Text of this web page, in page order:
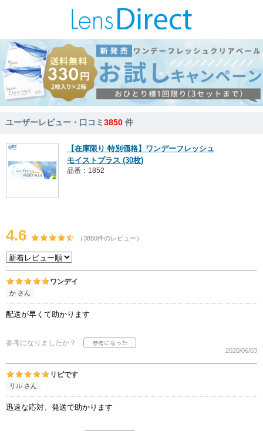
ユーザーレビュー・口コミ3850 件
【在庫限り 特別価格】ワンデーフレッシュ
モイストプラス (30枚)
品番：1852
4.6 （3850件のレビュー）
ワンデイ
か さん
配送が早くて助かります
参考になりましたか？
2020/06/03
リピです
リル さん
迅速な応対、発送で助かります